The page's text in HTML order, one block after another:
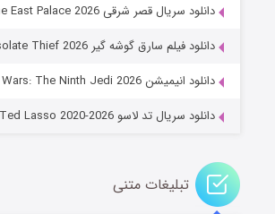
جادوگری در مغولستان
قسمت۱۴ (زیرنویس) منتشر
دانلود سریال قصر شرقی The East Palace 2026
دانلود فیلم سارق گوشه گیر The Isolate Thief 2026
دانلود انیمیشن Star Wars: The Ninth Jedi 2026
دانلود سریال تد لاسو Ted Lasso 2020-2026
تبلیغات متنی